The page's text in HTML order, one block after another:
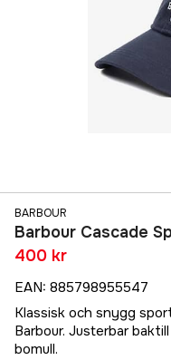
BARBOUR
Barbour Cascade
400 kr
EAN: 885798955547
Klassisk och snygg
Barbour. Justerbar
bomull.